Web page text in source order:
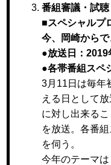
番組審議・試聴
■スペシャルプ
今、岡崎からで
●放送日：
●各帯番組スペ
3月11日は毎年
える日として
に対し出来る
を放送。各番
を伺う。
今年のテーマは